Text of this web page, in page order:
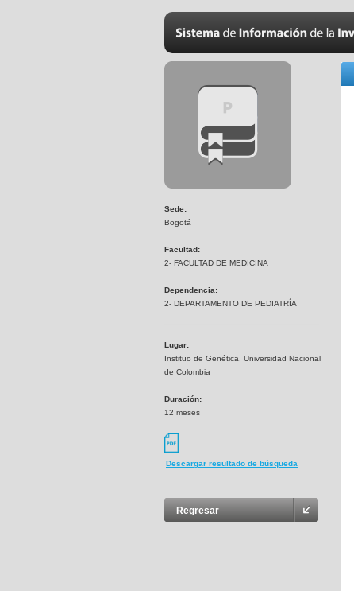
Sede:
Bogotá
Facultad:
2- FACULTAD DE MEDICINA
Dependencia:
2- DEPARTAMENTO DE PEDIATRÍA
Lugar:
Instituo de Genética, Universidad Nacional
de Colombia
Duración:
12 meses
Descargar resultado de búsqueda
Regresar